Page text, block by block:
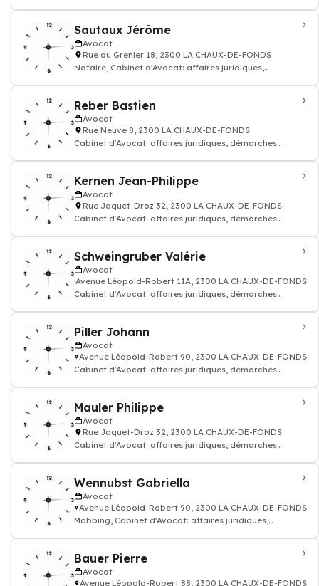
Sautaux Jérôme
Avocat
Rue du Grenier 18, 2300 LA CHAUX-DE-FONDS
Notaire, Cabinet d'Avocat: affaires juridiques,
Reber Bastien
Avocat
Rue Neuve 8, 2300 LA CHAUX-DE-FONDS
Cabinet d'Avocat: affaires juridiques, démarches
Kernen Jean-Philippe
Avocat
Rue Jaquet-Droz 32, 2300 LA CHAUX-DE-FONDS
Cabinet d'Avocat: affaires juridiques, démarches
Schweingruber Valérie
Avocat
Avenue Léopold-Robert 11A, 2300 LA CHAUX-DE-FONDS
Cabinet d'Avocat: affaires juridiques, démarches
Piller Johann
Avocat
Avenue Léopold-Robert 90, 2300 LA CHAUX-DE-FONDS
Cabinet d'Avocat: affaires juridiques, démarches
Mauler Philippe
Avocat
Rue Jaquet-Droz 32, 2300 LA CHAUX-DE-FONDS
Cabinet d'Avocat: affaires juridiques, démarches
Wennubst Gabriella
Avocat
Avenue Léopold-Robert 90, 2300 LA CHAUX-DE-FONDS
Mobbing, Cabinet d'Avocat: affaires juridiques,
Bauer Pierre
Avocat
Avenue Léopold-Robert 88, 2300 LA CHAUX-DE-FONDS